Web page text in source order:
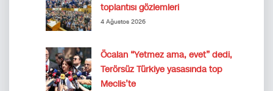
toplantısı gözlemleri
4 Ağustos 2026
Öcalan “Yetmez ama, evet” dedi,
Terörsüz Türkiye yasasında top
Meclis’te